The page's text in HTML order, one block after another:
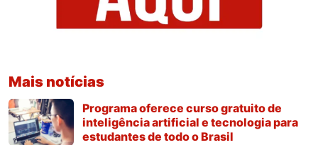
Mais notícias
Programa oferece curso gratuito de
inteligência artificial e tecnologia para
estudantes de todo o Brasil